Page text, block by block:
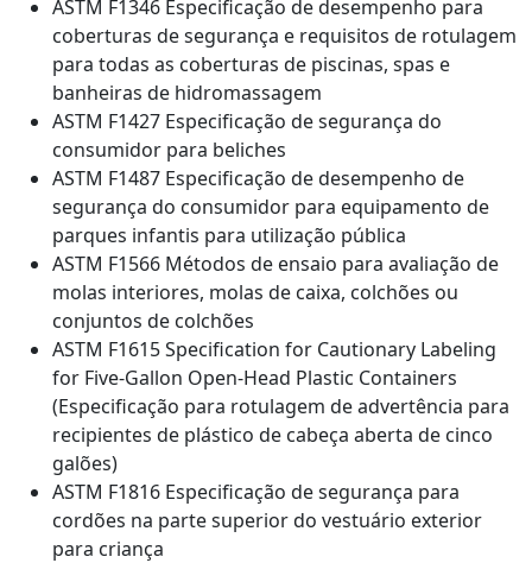
ASTM F1346 Especificação de desempenho para
coberturas de segurança e requisitos de rotulagem
para todas as coberturas de piscinas, spas e
banheiras de hidromassagem
ASTM F1427 Especificação de segurança do
consumidor para beliches
ASTM F1487 Especificação de desempenho de
segurança do consumidor para equipamento de
parques infantis para utilização pública
ASTM F1566 Métodos de ensaio para avaliação de
molas interiores, molas de caixa, colchões ou
conjuntos de colchões
ASTM F1615 Specification for Cautionary Labeling
for Five-Gallon Open-Head Plastic Containers
(Especificação para rotulagem de advertência para
recipientes de plástico de cabeça aberta de cinco
galões)
ASTM F1816 Especificação de segurança para
cordões na parte superior do vestuário exterior
para criança